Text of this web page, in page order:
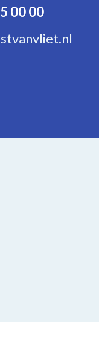
00 00